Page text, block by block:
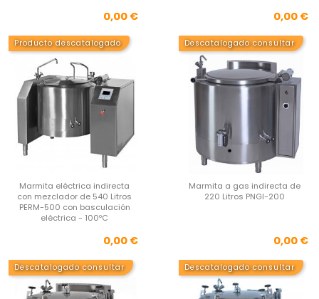
Precio
0,00 € 0,00 €
Producto descatalogado
Marmita eléctrica indirecta
con mezclador de 540 Litros
PERM-500 con basculación
eléctrica - 100ºC
Precio
0,00 €
Descatalogado consultar
Marmita a gas indirecta de
220 Litros PNGI-200
0,00 €
Descatalogado consultar Descatalogado consultar